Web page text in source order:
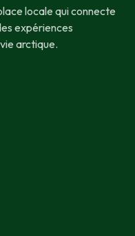
locale qui connecte
expériences
arctique.